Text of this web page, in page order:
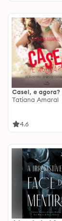
Casei, e agora?
Tatiana Amaral
4.6